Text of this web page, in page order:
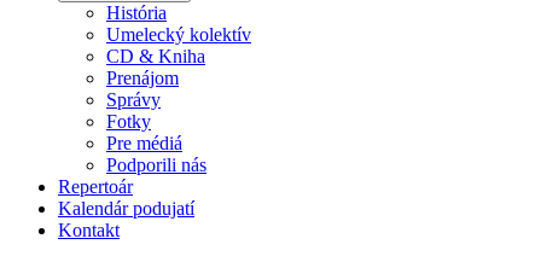
História
Umelecký kolektív
CD & Kniha
Prenájom
Správy
Fotky
Pre médiá
Podporili nás
Repertoár
Kalendár podujatí
Kontakt